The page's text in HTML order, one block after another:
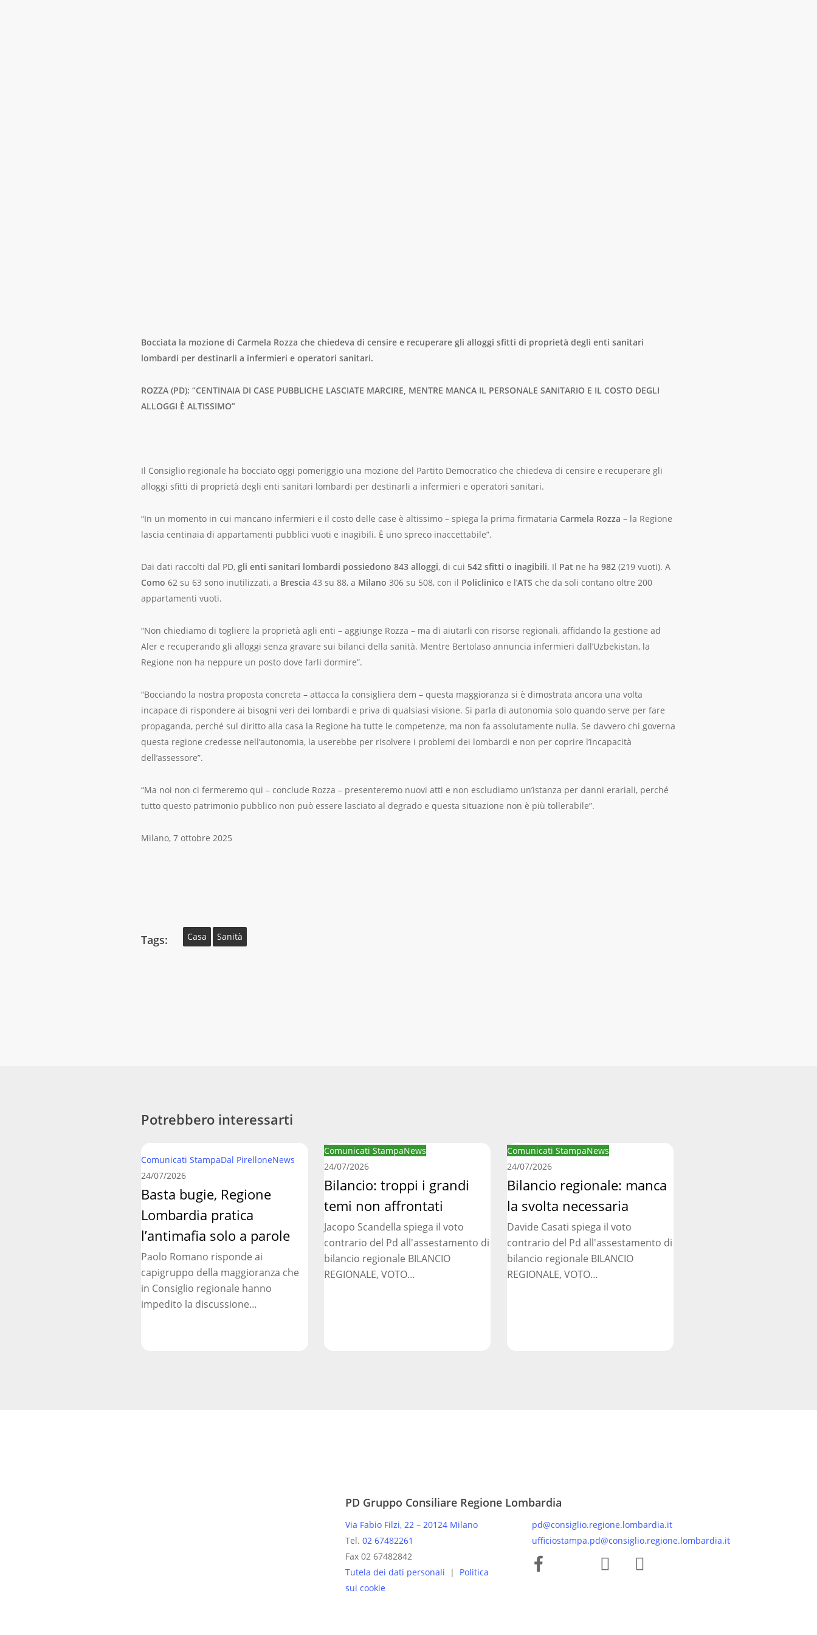
Bocciata la mozione di Carmela Rozza che chiedeva di censire e recuperare gli alloggi sfitti di proprietà degli enti sanitari
lombardi per destinarli a infermieri e operatori sanitari.
ROZZA (PD): “CENTINAIA DI CASE PUBBLICHE LASCIATE MARCIRE, MENTRE MANCA IL PERSONALE SANITARIO E IL COSTO DEGLI
ALLOGGI È ALTISSIMO”
Il Consiglio regionale ha bocciato oggi pomeriggio una mozione del Partito Democratico che chiedeva di censire e recuperare gli
alloggi sfitti di proprietà degli enti sanitari lombardi per destinarli a infermieri e operatori sanitari.
“In un momento in cui mancano infermieri e il costo delle case è altissimo – spiega la prima firmataria Carmela Rozza – la Regione
lascia centinaia di appartamenti pubblici vuoti e inagibili. È uno spreco inaccettabile”.
Dai dati raccolti dal PD, gli enti sanitari lombardi possiedono 843 alloggi, di cui 542 sfitti o inagibili. Il Pat ne ha 982 (219 vuoti). A
Como 62 su 63 sono inutilizzati, a Brescia 43 su 88, a Milano 306 su 508, con il Policlinico e l’ATS che da soli contano oltre 200
appartamenti vuoti.
“Non chiediamo di togliere la proprietà agli enti – aggiunge Rozza – ma di aiutarli con risorse regionali, affidando la gestione ad
Aler e recuperando gli alloggi senza gravare sui bilanci della sanità. Mentre Bertolaso annuncia infermieri dall’Uzbekistan, la
Regione non ha neppure un posto dove farli dormire”.
“Bocciando la nostra proposta concreta – attacca la consigliera dem – questa maggioranza si è dimostrata ancora una volta
incapace di rispondere ai bisogni veri dei lombardi e priva di qualsiasi visione. Si parla di autonomia solo quando serve per fare
propaganda, perché sul diritto alla casa la Regione ha tutte le competenze, ma non fa assolutamente nulla. Se davvero chi governa
questa regione credesse nell’autonomia, la userebbe per risolvere i problemi dei lombardi e non per coprire l’incapacità
dell’assessore”.
“Ma noi non ci fermeremo qui – conclude Rozza – presenteremo nuovi atti e non escludiamo un’istanza per danni erariali, perché
tutto questo patrimonio pubblico non può essere lasciato al degrado e questa situazione non è più tollerabile”.
Milano, 7 ottobre 2025
Tags: Casa Sanità
Potrebbero interessarti
Comunicati StampaDal PirelloneNews
bugie,
Regione
Lombardia
pratica
l’antimafia
a
parole
24/07/2026
Basta bugie, Regione
Lombardia pratica
l’antimafia solo a parole
Paolo Romano risponde ai
capigruppo della maggioranza che
in Consiglio regionale hanno
impedito la discussione…
Comunicati StampaNews
Bilancio:
troppi
i
temi
non
affrontati
24/07/2026
Bilancio: troppi i grandi
temi non affrontati
Jacopo Scandella spiega il voto
contrario del Pd all'assestamento di
bilancio regionale BILANCIO
REGIONALE, VOTO…
Comunicati StampaNews
Bilancio
regionale:
manca
svolta
necessaria
24/07/2026
Bilancio regionale: manca
la svolta necessaria
Davide Casati spiega il voto
contrario del Pd all'assestamento di
bilancio regionale BILANCIO
REGIONALE, VOTO…
PD Gruppo Consiliare Regione Lombardia
Via Fabio Filzi, 22 – 20124 Milano
Tel.02 67482261
Fax 02 67482842
Tutela dei dati personali
| Politica
sui cookie
pd@consiglio.regione.lombardia.it
ufficiostampa.pd@consiglio.regione.lombardia.it
Pagine Facebook Gruppo Consiliare PD LombardiaPagina Messenger Gruppo Consiliare PD LombardiaPagina Instagram Gruppo PD Lombardia Pagina Youtube Gruppo PD Lombardia